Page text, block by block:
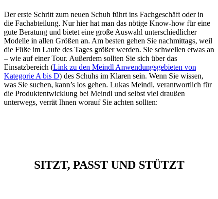
Der erste Schritt zum neuen Schuh führt ins Fachgeschäft oder in
die Fachabteilung. Nur hier hat man das nötige Know-how für eine
gute Beratung und bietet eine große Auswahl unterschiedlicher
Modelle in allen Größen an. Am besten gehen Sie nachmittags, weil
die Füße im Laufe des Tages größer werden. Sie schwellen etwas an
– wie auf einer Tour. Außerdem sollten Sie sich über das
Einsatzbereich (Link zu den Meindl Anwendungsgebieten von
Kategorie A bis D) des Schuhs im Klaren sein. Wenn Sie wissen,
was Sie suchen, kann’s los gehen. Lukas Meindl, verantwortlich für
die Produktentwicklung bei Meindl und selbst viel draußen
unterwegs, verrät Ihnen worauf Sie achten sollten:
SITZT, PASST UND STÜTZT